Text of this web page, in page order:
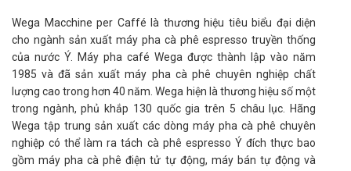
Wega Macchine per Caffé là thương hiệu tiêu biểu đại diện
cho ngành sản xuất máy pha cà phê espresso truyền thống
của nước Ý. Máy pha café Wega được thành lập vào năm
1985 và đã sản xuất máy pha cà phê chuyên nghiệp chất
lượng cao trong hơn 40 năm. Wega hiện là thương hiệu số một
trong ngành, phủ khắp 130 quốc gia trên 5 châu lục. Hãng
Wega tập trung sản xuất các dòng máy pha cà phê chuyên
nghiệp có thể làm ra tách cà phê espresso Ý đích thực bao
gồm máy pha cà phê điện tử tự động, máy bán tự động và